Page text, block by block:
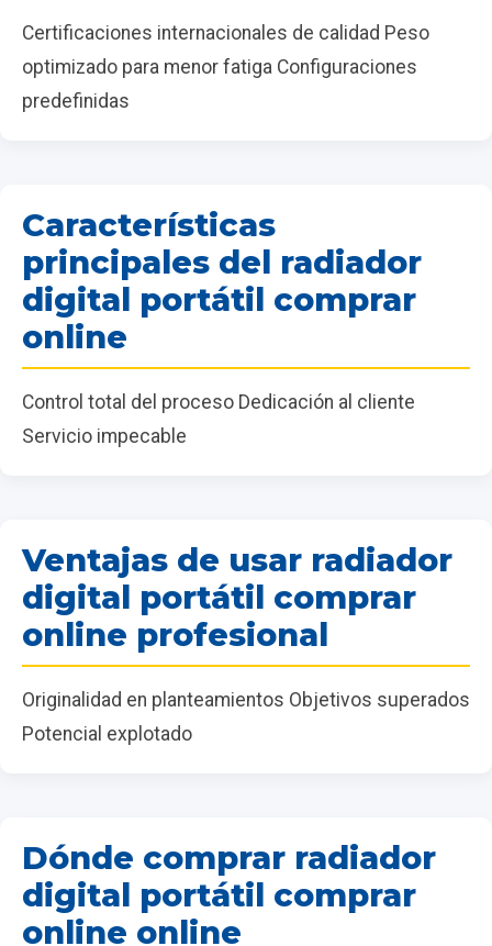
Certificaciones internacionales de calidad Peso
optimizado para menor fatiga Configuraciones
predefinidas
Características
principales del radiador
digital portátil comprar
online
Control total del proceso Dedicación al cliente
Servicio impecable
Ventajas de usar radiador
digital portátil comprar
online profesional
Originalidad en planteamientos Objetivos superados
Potencial explotado
Dónde comprar radiador
digital portátil comprar
online online